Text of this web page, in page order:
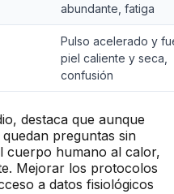
abundante, fatiga
Pulso acelerado y
piel caliente y seca,
confusión
destaca que aunque
preguntas sin
cuerpo humano al calor,
Mejorar los protocolos
a datos fisiológicos